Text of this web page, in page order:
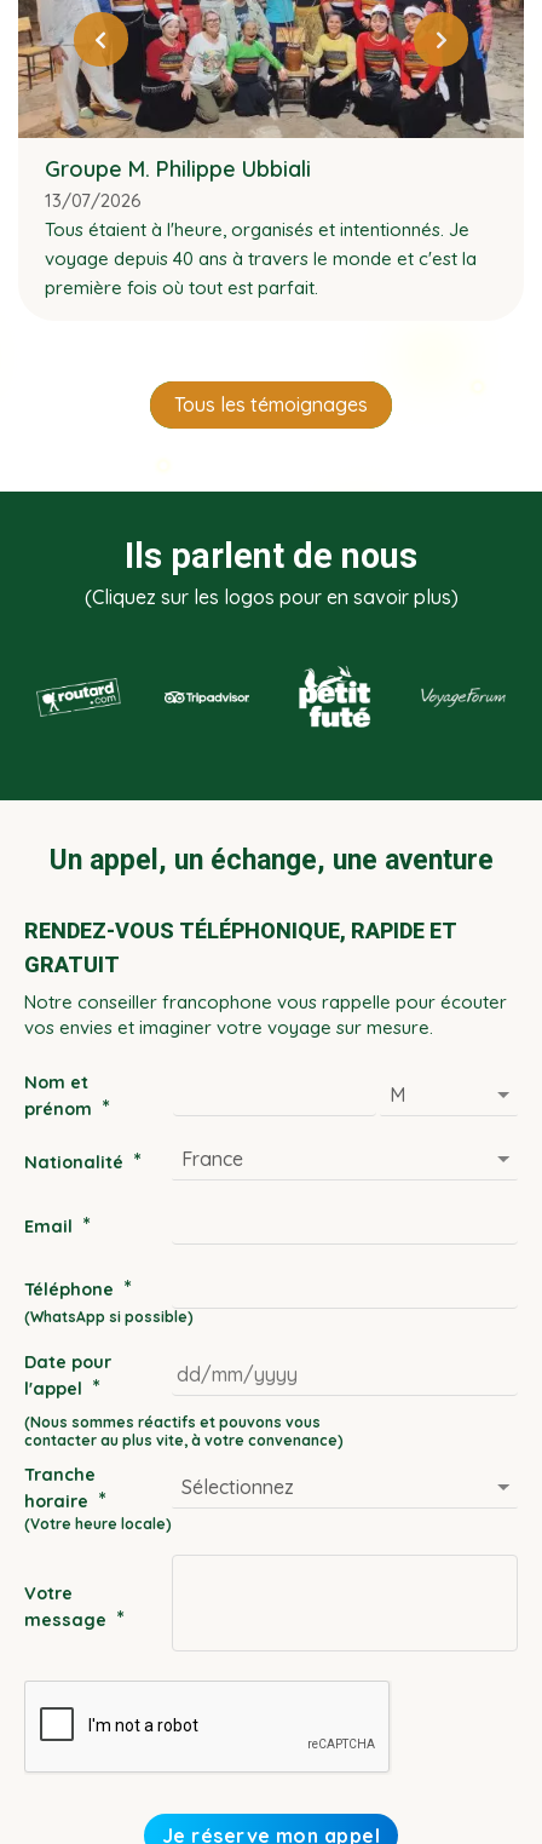
Groupe M. Philippe Ubbiali
13/07/2026
Tous étaient à l'heure, organisés et intentionnés. Je
voyage depuis 40 ans à travers le monde et c'est la
première fois où tout est parfait.
Tous les témoignages
Ils parlent de nous
(Cliquez sur les logos pour en savoir plus)
Un appel, un échange, une aventure
RENDEZ-VOUS TÉLÉPHONIQUE, RAPIDE ET
GRATUIT
Notre conseiller francophone vous rappelle pour écouter
vos envies et imaginer votre voyage sur mesure.
Nom et
prénom *
Nationalité *
Email *
Téléphone *
Date pour
l'appel *
DD
slash
MM
slash
Tranche
horaire *
Votre
message *